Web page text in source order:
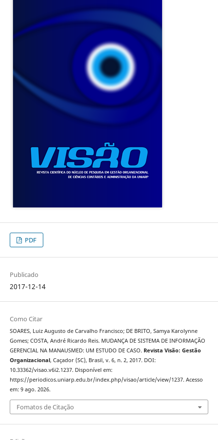
PDF
Publicado
2017-12-14
Como Citar
SOARES, Luiz Augusto de Carvalho Francisco; DE BRITO, Samya Karolynne
Gomes; COSTA, André Ricardo Reis. MUDANÇA DE SISTEMA DE INFORMAÇÃO
GERENCIAL NA MANAUSMED: UM ESTUDO DE CASO. Revista Visão: Gestão
Organizacional, Caçador (SC), Brasil, v. 6, n. 2, 2017. DOI:
10.33362/visao.v6i2.1237. Disponível em:
https://periodicos.uniarp.edu.br/index.php/visao/article/view/1237. Acesso
em: 9 ago. 2026.
Fomatos de Citação